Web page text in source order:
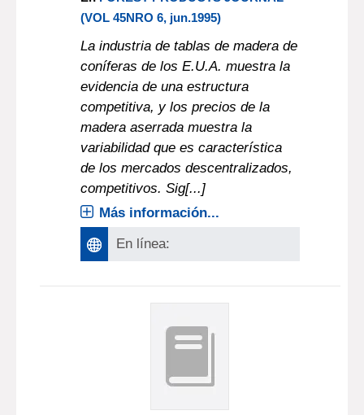
(VOL 45NRO 6, jun.1995)
La industria de tablas de madera de
coníferas de los E.U.A. muestra la
evidencia de una estructura
competitiva, y los precios de la
madera aserrada muestra la
variabilidad que es característica
de los mercados descentralizados,
competitivos. Sig[...]
Más información...
En línea: